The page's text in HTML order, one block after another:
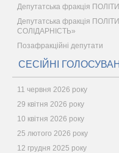
Депутатська фракція
Депутатська фракція
СОЛІДАРНІСТЬ»
Позафракційні депутати
СЕСІЙНІ
11 червня 2026 року
29 квітня 2026 року
10 квітня 2026 року
25 лютого 2026 року
12 грудня 2025 року